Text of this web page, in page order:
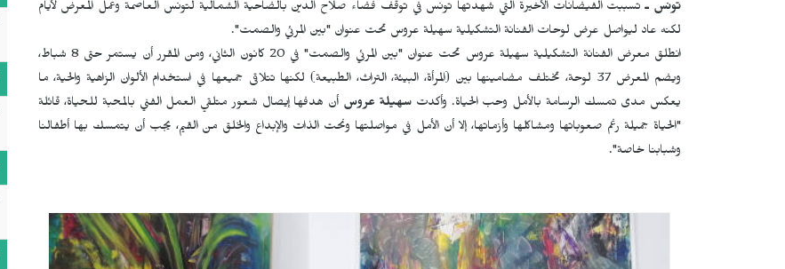
تونس ـ تسببت الفيضانات الأخيرة التي شهدتها تونس في توقف فضاء صلاح الدين بالضاحية الشمالية لتونس العاصمة وعمل المعرض لأيام
لكنه عاد ليواصل عرض لوحات الفنانة التشكيلية سهيلة عروس تحت عنوان "بين المرئي والصمت".
انطلق معرض الفنانة التشكيلية سهيلة عروس تحت عنوان "بين المرئي والصمت" في 20 كانون الثاني، ومن المقرر أن يستمر حتى 8 شباط،
ويضم المعرض 37 لوحة، تختلف مضامينها بين (المرأة، البيئة، التراث، الطبيعة) لكنها تتلاقى جميعها في استخدام الألوان الزاهية والحية، ما
يعكس مدى تمسك الرسامة بالأمل وحب الحياة. وأكدت سهيلة عروس أن هدفها إيصال شعور متلقي العمل الفني بالمحبة للحياة، قائلة
"الحياة جميلة رغم صعوباتها ومشاكلها وأزماتها، إلا أن الأمل في مواصلتها ونحت الذات والإبداع والخلق من القيم، يجب أن يتمسك بها أطفالنا
وشبابنا خاصة".